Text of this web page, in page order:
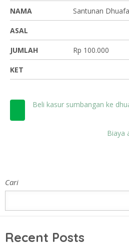
NAMA Santunan
ASAL
JUMLAH Rp 100.000
KET
Beli kasur sumbangan ke
Biaya
Cari
Recent Posts